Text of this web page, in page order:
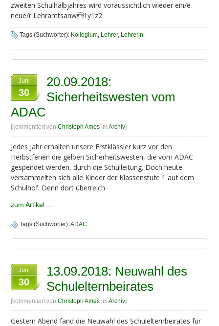
zweiten Schulhalbjahres wird voraussichtlich wieder ein/e
neue/r Lehramtsanw1y1z2
Tags (Suchwörter): Kollegium, Lehrer, Lehrerin
Juni
30
20.09.2018:
Sicherheitswesten vom
ADAC
[kommentiert vonChristoph Ames imArchiv]
Jedes Jahr erhalten unsere Erstklässler kurz vor den
Herbstferien die gelben Sicherheitswesten, die vom ADAC
gespendet werden, durch die Schulleitung. Doch heute
versammelten sich alle Kinder der Klassenstufe 1 auf dem
Schulhof. Denn dort überreich
zum Artikel ...
Tags (Suchwörter):ADAC
Juni
30
13.09.2018: Neuwahl des
Schulelternbeirates
[kommentiert vonChristoph Ames imArchiv]
Gestern Abend fand die Neuwahl des Schulelternbeirates für